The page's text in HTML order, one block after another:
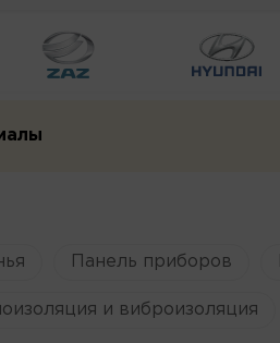
Панель приборов
и виброизоляция